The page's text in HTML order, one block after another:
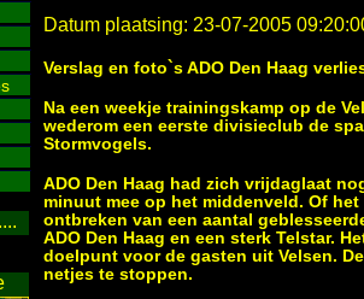
Datum plaatsing: 23-07-2005
Verslag en foto`s ADO Den Haag
Na een weekje trainingskamp op de
wederom een eerste divisieclub de
Stormvogels.
ADO Den Haag had zich vrijdaglaat
minuut mee op het middenveld. Of
ontbreken van een aantal
ADO Den Haag en een sterk Telstar.
doelpunt voor de gasten uit Velsen.
netjes te stoppen.